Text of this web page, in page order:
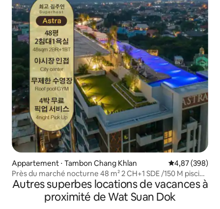
Appartement ⋅ Tambon Chang Khlan Évaluation
4,87 (398)
Près du marché nocturne 48 m² 2 CH+1 SDE /150 M piscine
sur le toit
Autres superbes locations de vacances à
proximité de Wat Suan Dok